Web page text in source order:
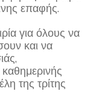
επαφής.
για όλους να
και να
της τρίτης